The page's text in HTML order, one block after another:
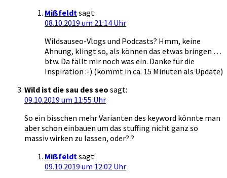
Mißfeldt sagt:
08.10.2019 um 21:14 Uhr
Wildsauseo-Vlogs und Podcasts? Hmm, keine
Ahnung, klingt so, als können das etwas bringen …
btw. Da fällt mir noch was ein. Danke für die
Inspiration :-) (kommt in ca. 15 Minuten als Update)
Wild ist die sau des seo sagt:
09.10.2019 um 11:55 Uhr
So ein bisschen mehr Varianten des keyword könnte man
aber schon einbauen um das stuffing nicht ganz so
massiv wirken zu lassen, oder? ?
Mißfeldt sagt:
09.10.2019 um 12:02 Uhr